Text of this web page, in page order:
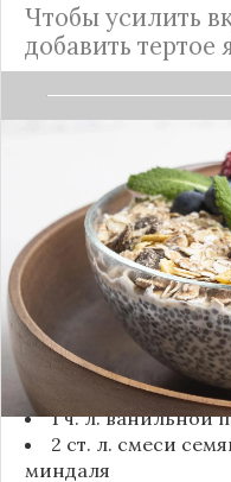
Чтобы усилить
добавить тертое
Сытное и вкусно
придется по вкусу
Ингредиенты:
40 г семян чиа
60 мл
1/2 банана
1 ч. л. ванильной
2 ст. л. смеси
миндаля